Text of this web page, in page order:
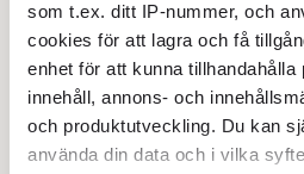
som t.ex. ditt IP-nummer, och
cookies för att lagra och få
enhet för att kunna
innehåll, annons- och
och produktutveckling. Du kan
använda din data och i vilka
Utrikes Latinamerika
Latinamerika
AKTUELLT